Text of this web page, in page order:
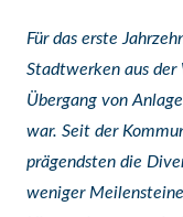
Für das erste
Stadtwerken aus der
Übergang von
war. Seit der
prägendsten die
weniger